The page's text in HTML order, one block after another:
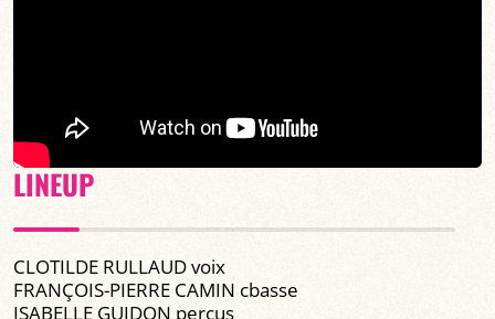
LINEUP
CLOTILDE RULLAUD voix
FRANÇOIS-PIERRE CAMIN cbasse
ISABELLE GUIDON percus